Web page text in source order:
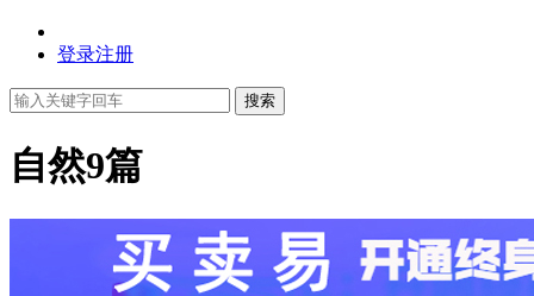
登录注册
搜索
自然9篇